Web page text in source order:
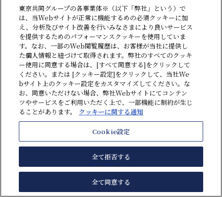
サービス紹介
東京共同グループの各事業体※（以下「弊社」という）で
は、当Webサイトが正常に機能するめの必須クッキーに加
え、分析及びサイト改善を行いみなさまにより良いサービス
を提供するためのパフォーマンスクッキーを使用していま
す。なお、一部のWeb閲覧履歴は、お客様が当社に提供し
た個人情報と紐づけて取得されます。弊社のすべてのクッキ
ー使用に同意する場合は、[すべて同意する]をクリックして
ください。または [クッキー設定]をクリックして、当社We
bサイト上のクッキー設定をカスタマイズしてください。な
お、同意いただけない場合、弊社Webサイトにてコンテン
ツやサービスをご利用いただく上で、一部機能に制約が生じ
ることがあります。
クッキーに関する通知
Cookie設定
全て拒否する
全て同意する